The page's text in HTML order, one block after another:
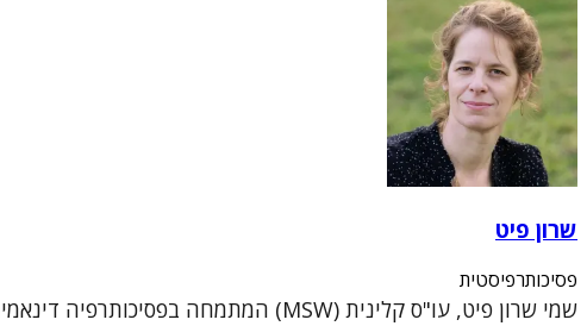
שרון פיט
פסיכותרפיסטית